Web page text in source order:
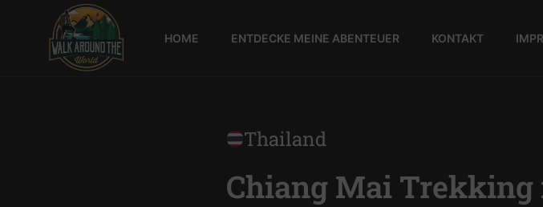
Walk
around
HOME ENTDECKE MEINE ABENTEUER KONTAKT
Thailand
Chiang Mai